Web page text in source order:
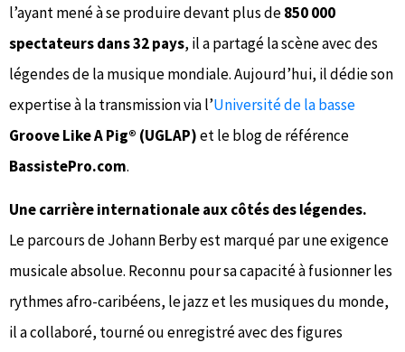
l’ayant mené à se produire devant plus de850 000
spectateurs dans 32 pays, il a partagé la scène avec des
légendes de la musique mondiale. Aujourd’hui, il dédie son
expertise à la transmission via l’Université de la basse
Groove Like A Pig® (UGLAP)et le blog de référence
BassistePro.com.
Une carrière internationale aux côtés des légendes.
Le parcours de Johann Berby est marqué par une exigence
musicale absolue. Reconnu pour sa capacité à fusionner les
rythmes afro-caribéens, le jazz et les musiques du monde,
il a collaboré, tourné ou enregistré avec des figures